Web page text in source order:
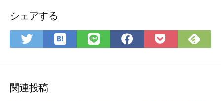
シェアする
Twitter
で
ア
は
て
LINE
で
Facebook
で
Pocket
に
で
関連投稿